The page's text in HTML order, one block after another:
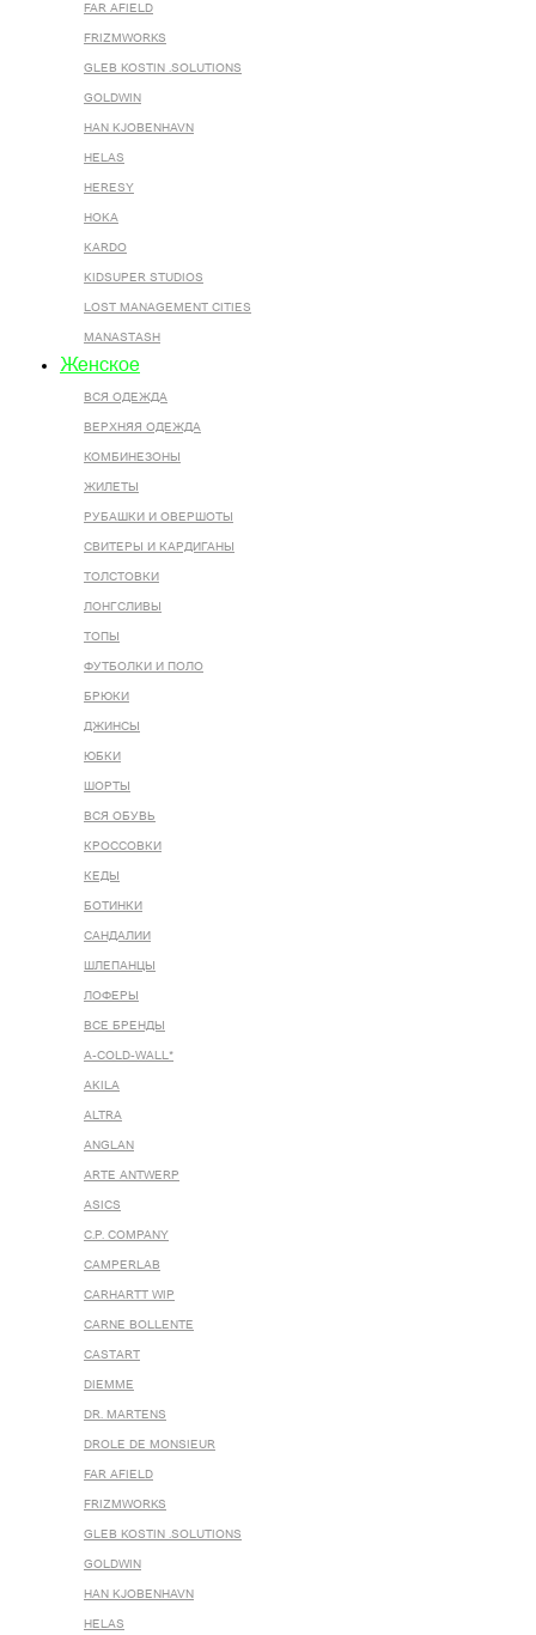
FAR AFIELD
FRIZMWORKS
GLEB KOSTIN .SOLUTIONS
GOLDWIN
HAN KJOBENHAVN
HELAS
HERESY
HOKA
KARDO
KIDSUPER STUDIOS
LOST MANAGEMENT CITIES
MANASTASH
Женское
ВСЯ ОДЕЖДА
ВЕРХНЯЯ ОДЕЖДА
КОМБИНЕЗОНЫ
ЖИЛЕТЫ
РУБАШКИ И ОВЕРШОТЫ
СВИТЕРЫ И КАРДИГАНЫ
ТОЛСТОВКИ
ЛОНГСЛИВЫ
ТОПЫ
ФУТБОЛКИ И ПОЛО
БРЮКИ
ДЖИНСЫ
ЮБКИ
ШОРТЫ
ВСЯ ОБУВЬ
КРОССОВКИ
КЕДЫ
БОТИНКИ
САНДАЛИИ
ШЛЕПАНЦЫ
ЛОФЕРЫ
ВСЕ БРЕНДЫ
A-COLD-WALL*
AKILA
ALTRA
ANGLAN
ARTE ANTWERP
ASICS
C.P. COMPANY
CAMPERLAB
CARHARTT WIP
CARNE BOLLENTE
CASTART
DIEMME
DR. MARTENS
DROLE DE MONSIEUR
FAR AFIELD
FRIZMWORKS
GLEB KOSTIN .SOLUTIONS
GOLDWIN
HAN KJOBENHAVN
HELAS